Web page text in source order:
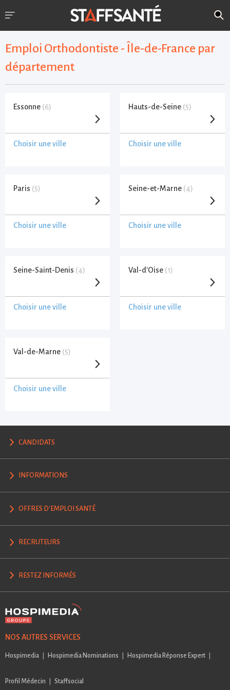
Emploi Orthodontiste - Île-de-France par
département
Essonne (6)
Choisir une ville
Hauts-de-Seine (5)
Choisir une ville
Paris (5)
Choisir une ville
Seine-et-Marne (4)
Choisir une ville
Seine-Saint-Denis (4)
Choisir une ville
Val-d'Oise (1)
Choisir une ville
Val-de-Marne (5)
Choisir une ville
CANDIDATS
INFORMATIONS
OFFRES D'EMPLOI SANTÉ
RECRUTEURS
RESTEZ INFORMÉS
NOS AUTRES SERVICES
Hospimedia Hospimedia Nominations Hospimedia Réponse Expert
Profil Médecin Staffsocial